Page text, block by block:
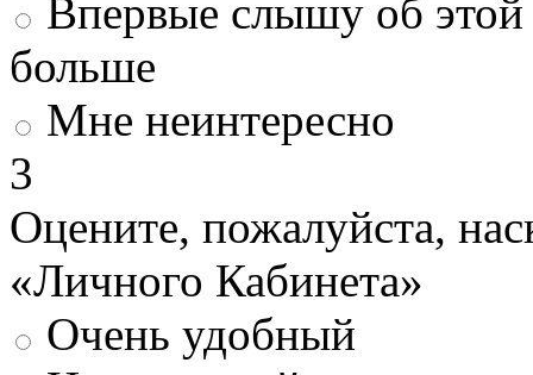
Впервые слышу об этой
больше
Мне неинтересно
3
Оцените, пожалуйста,
«Личного Кабинета»
Очень удобный